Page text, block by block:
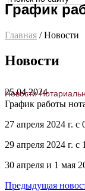
График
Главная / Новости
Новости
25.04.2024
Новости
График работы
27 апреля 2024 г.
29 апреля 2024 г. с
30 апреля и 1
Предыдущая